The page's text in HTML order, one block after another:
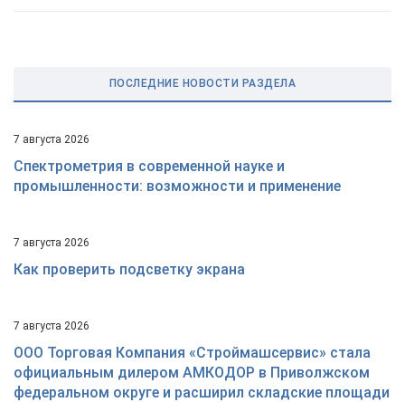
ПОСЛЕДНИЕ НОВОСТИ РАЗДЕЛА
7 августа 2026
Спектрометрия в современной науке и
промышленности: возможности и применение
7 августа 2026
Как проверить подсветку экрана
7 августа 2026
ООО Торговая Компания «Строймашсервис» стала
официальным дилером АМКОДОР в Приволжском
федеральном округе и расширил складские площади